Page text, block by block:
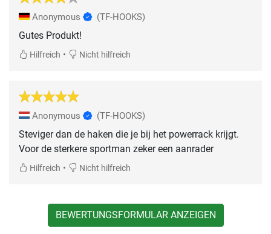
Anonymous (TF-HOOKS)
Gutes Produkt!
Hilfreich • Nicht hilfreich
Anonymous (TF-HOOKS)
Steviger dan de haken die je bij het powerrack krijgt.
Voor de sterkere sportman zeker een aanrader
Hilfreich • Nicht hilfreich
BEWERTUNGSFORMULAR ANZEIGEN